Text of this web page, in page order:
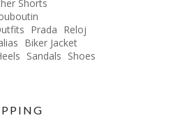
Shorts
Prada Reloj
Biker Jacket
Sandals Shoes